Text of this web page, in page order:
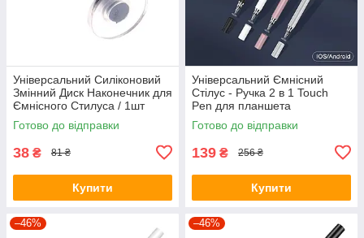
Універсальний Силіконовий
Змінний Диск Наконечник для
Ємнісного Стилуса / 1шт
Готово до відправки
38 ₴ 81 ₴
Купити
Універсальний Ємнісний
Стілус - Ручка 2 в 1 Touch
Pen для планшета
сенсорного екрану
Готово до відправки
139 ₴ 256 ₴
Купити
–46% –46%